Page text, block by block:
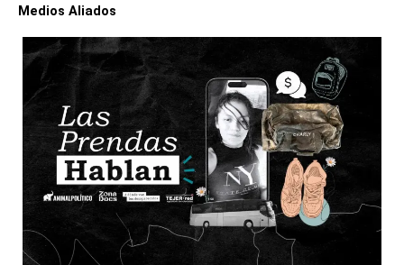
Medios Aliados